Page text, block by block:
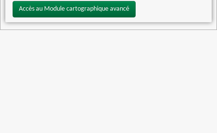
Accès au Module cartographique avancé